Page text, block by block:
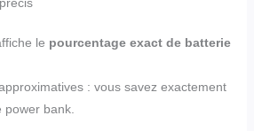
le pourcentage exact de batterie
: vous savez exactement
bank.